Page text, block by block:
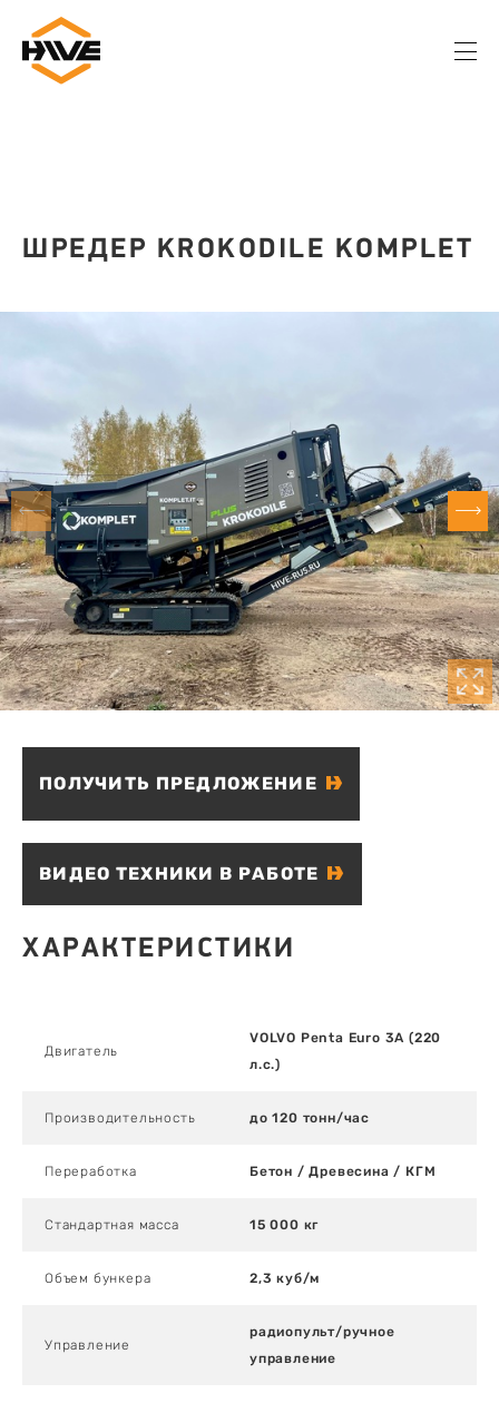
ХАРАКТЕРИСТИКИ
Двигатель
VOLVO Penta Euro 3A (220
л.с.)
Производительность до 120 тонн/час
Переработка Бетон / Древесина / КГМ
Стандартная масса 15 000 кг
Объем бункера 2,3 куб/м
Управление
радиопульт/ручное
управление
ШРЕДЕР KROKODILE KOMPLET
ПОЛУЧИТЬ ПРЕДЛОЖЕНИЕ
ВИДЕО ТЕХНИКИ В РАБОТЕ